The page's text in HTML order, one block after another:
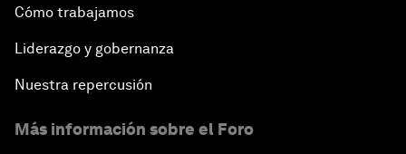
Cómo trabajamos
Liderazgo y gobernanza
Nuestra repercusión
Más información sobre el Foro